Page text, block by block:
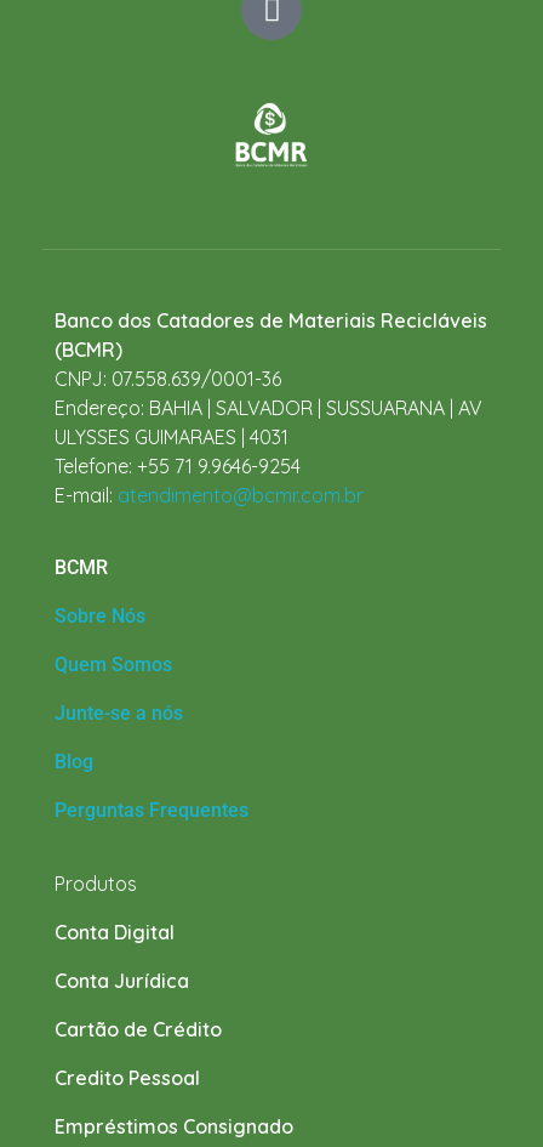
Banco dos Catadores de Materiais Recicláveis
(BCMR)
CNPJ: 07.558.639/0001-36
Endereço: BAHIA | SALVADOR | SUSSUARANA | AV
ULYSSES GUIMARAES | 4031
Telefone: +55 71 9.9646-9254
E-mail: atendimento@bcmr.com.br
BCMR
Sobre Nós
Quem Somos
Junte-se a nós
Blog
Perguntas Frequentes
Produtos
Conta Digital
Conta Jurídica
Cartão de Crédito
Credito Pessoal
Empréstimos Consignado